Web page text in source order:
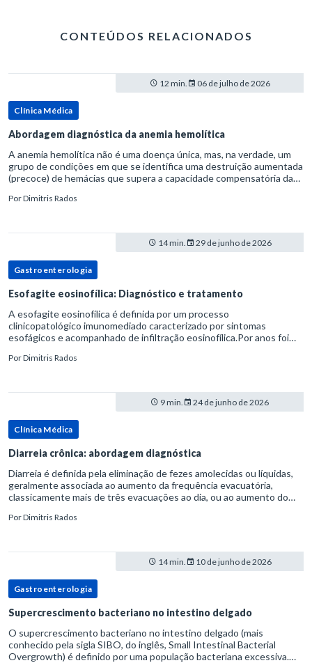
CONTEÚDOS RELACIONADOS
12 min. 06 de julho de 2026
Clínica Médica
Abordagem diagnóstica da anemia hemolítica
A anemia hemolítica não é uma doença única, mas, na verdade, um
grupo de condições em que se identifica uma destruição aumentada
(precoce) de hemácias que supera a capacidade compensatória da
PorDimitris Rados
14 min. 29 de junho de 2026
Gastroenterologia
Esofagite eosinofílica: Diagnóstico e tratamento
A esofagite eosinofílica é definida por um processo
clinicopatológico imunomediado caracterizado por sintomas
esofágicos e acompanhado de infiltração eosinofílica.Por anos foi
refluxo gastr
PorDimitris Rados
9 min. 24 de junho de 2026
Clínica Médica
Diarreia crônica: abordagem diagnóstica
Diarreia é definida pela eliminação de fezes amolecidas ou líquidas,
geralmente associada ao aumento da frequência evacuatória,
classicamente mais de três evacuações ao dia, ou ao aumento do
PorDimitris Rados
14 min. 10 de junho de 2026
Gastroenterologia
Supercrescimento bacteriano no intestino delgado
O supercrescimento bacteriano no intestino delgado (mais
conhecido pela sigla SIBO, do inglês, Small Intestinal Bacterial
Overgrowth) é definido por uma população bacteriana excessiva.